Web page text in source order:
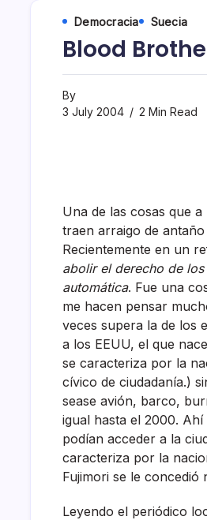
Democracia Suecia
Blood
By
3 July 2004
2 Min Read
Una de las cosas que
traen arraigo de
Recientemente en un
abolir el derecho de
automática. Fue una
me hacen pensar
veces supera la de los
a los EEUU, el que
se caracteriza por la
cí­vico de ciudadaní­a.)
sease avión, barco,
igual hasta el 2000.
podí­an acceder a la
caracteriza por la
Fujimori se le concedió
Leyendo el periódico